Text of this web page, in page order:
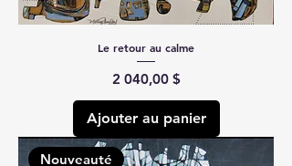
Le retour au calme
Prix
2 040,00 $
Ajouter au panier
Nouveauté